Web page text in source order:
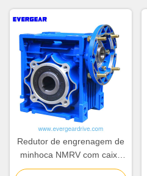
Redutor de engrenagem de
minhoca NMRV com caixa
de liga de alumínio, eixo de